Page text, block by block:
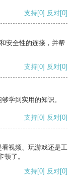
支持[0] 反对[0]
安全性的连接，并帮
支持[0] 反对[0]
学到实用的知识。
支持[0] 反对[0]
视频、玩游戏还是工
了。
支持[0] 反对[0]